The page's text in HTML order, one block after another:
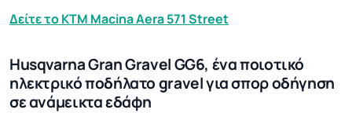
Δείτε το KTM Macina Aera 571 Street
Husqvarna Gran Gravel GG6, ένα ποιοτικό
ηλεκτρικό ποδήλατο gravel για σπορ οδήγηση
σε ανάμεικτα εδάφη